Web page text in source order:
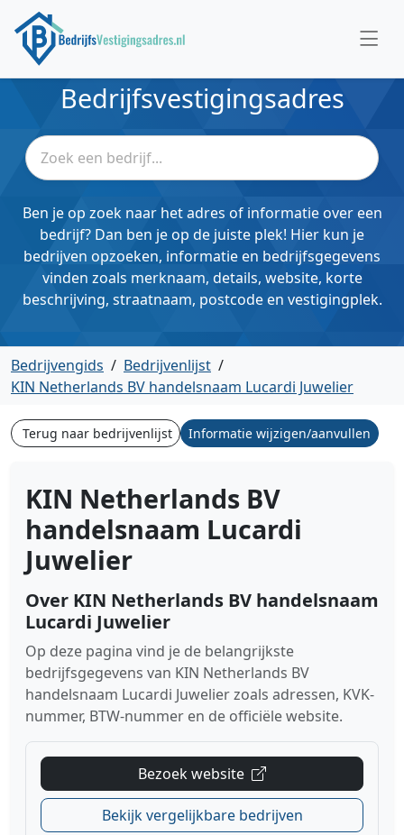
Bedrijfsvestigingsadres
Ben je op zoek naar het adres of informatie over een
bedrijf? Dan ben je op de juiste plek! Hier kun je
bedrijven opzoeken, informatie en bedrijfsgegevens
vinden zoals merknaam, details, website, korte
beschrijving, straatnaam, postcode en vestigingplek.
Bedrijvengids / Bedrijvenlijst /
KIN Netherlands BV handelsnaam Lucardi Juwelier
Terug naar bedrijvenlijst Informatie wijzigen/aanvullen
KIN Netherlands BV
handelsnaam Lucardi
Juwelier
Over KIN Netherlands BV handelsnaam
Lucardi Juwelier
Op deze pagina vind je de belangrijkste
bedrijfsgegevens van KIN Netherlands BV
handelsnaam Lucardi Juwelier zoals adressen, KVK-
nummer, BTW-nummer en de officiële website.
Bezoek website
Bekijk vergelijkbare bedrijven